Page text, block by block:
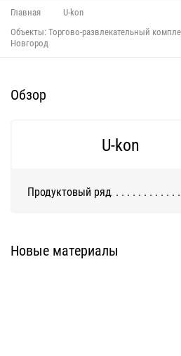
Главная
U-kon
Объекты: Торгово-развлекательный
Новгород
Обзор
U-kon
Продуктовый ряд
Новые материалы